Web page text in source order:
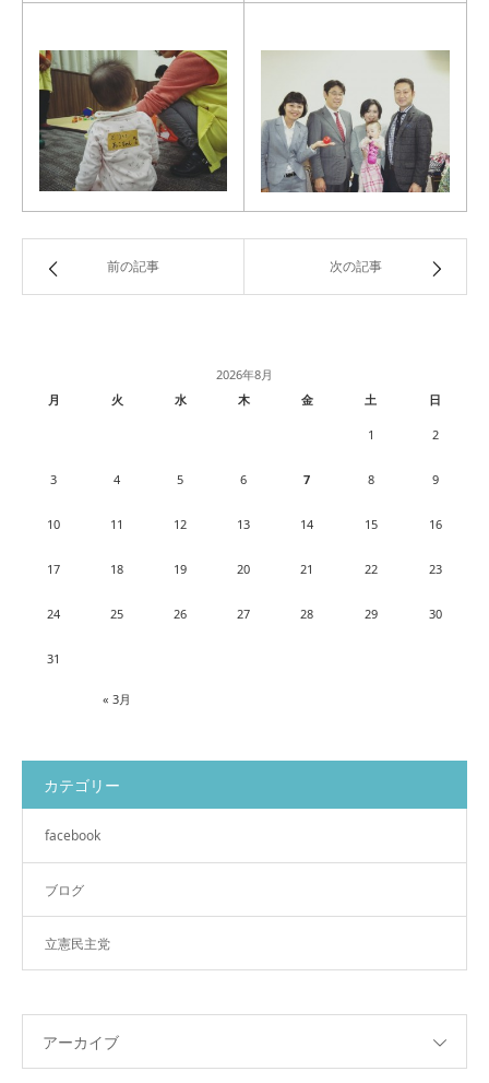
前の記事 次の記事
2026年8月
月
火 水 木 金 土 日
« 3月
1 2
3 4 5 6 7 8 9
10 11 12 13 14 15 16
17 18 19 20 21 22 23
24 25 26 27 28 29 30
31
カテゴリー
facebook
ブログ
立憲民主党
アーカイブ